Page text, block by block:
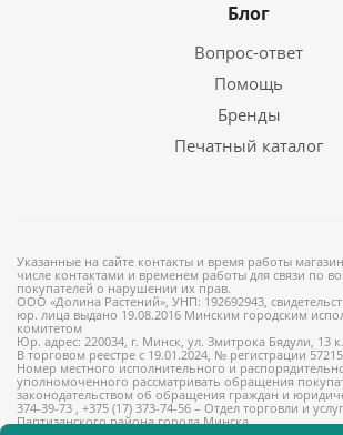
Блог
Вопрос-ответ
Помощь
Бренды
Печатный каталог
Указанные на сайте контакты и время работы
числе контактами и временем работы для связи по
покупателей о нарушении их прав.
ООО «Долина Растений», УНП: 192692943,
юр. лица выдано 19.08.2016 Минским городским
комитетом
Юр. адрес: 220034, г. Минск, ул. Змитрока Бядули, 13
В торговом реестре с 19.01.2024, № регистрации
Номер местного исполнительного и
уполномоченного рассматривать обращения
законодательством об обращения граждан и
374-39-73 , +375 (17) 373-74-56 – Отдел торговли и
Партизанского района города Минска